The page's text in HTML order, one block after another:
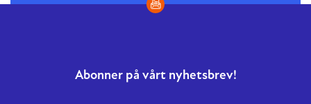
Abonner på vårt nyhetsbrev!